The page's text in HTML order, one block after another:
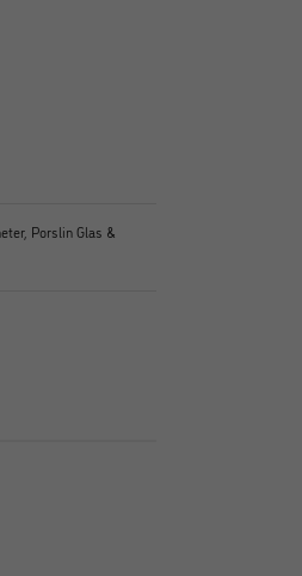
, Porslin Glas &